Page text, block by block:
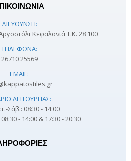
ΔΙΕΎΘΥΝΣΗ:
Κεφαλονιά Τ.Κ. 28 100
ΤΗΛΈΦΩΝΑ:
26710 25569
EMAIL:
ΛΕΙΤΟΥΡΓΊΑΣ:
Σάβ.: 08:30 - 14:00
- 14:00 & 17:30 - 20:30